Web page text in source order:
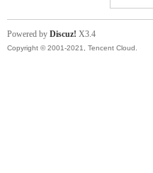
Powered by Discuz! X3.4
Copyright © 2001-2021, Tencent Cloud.